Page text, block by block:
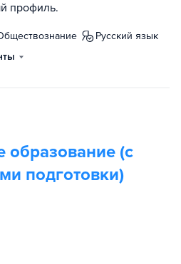
профиль.
обществознание
русский язык
образование (с
подготовки)